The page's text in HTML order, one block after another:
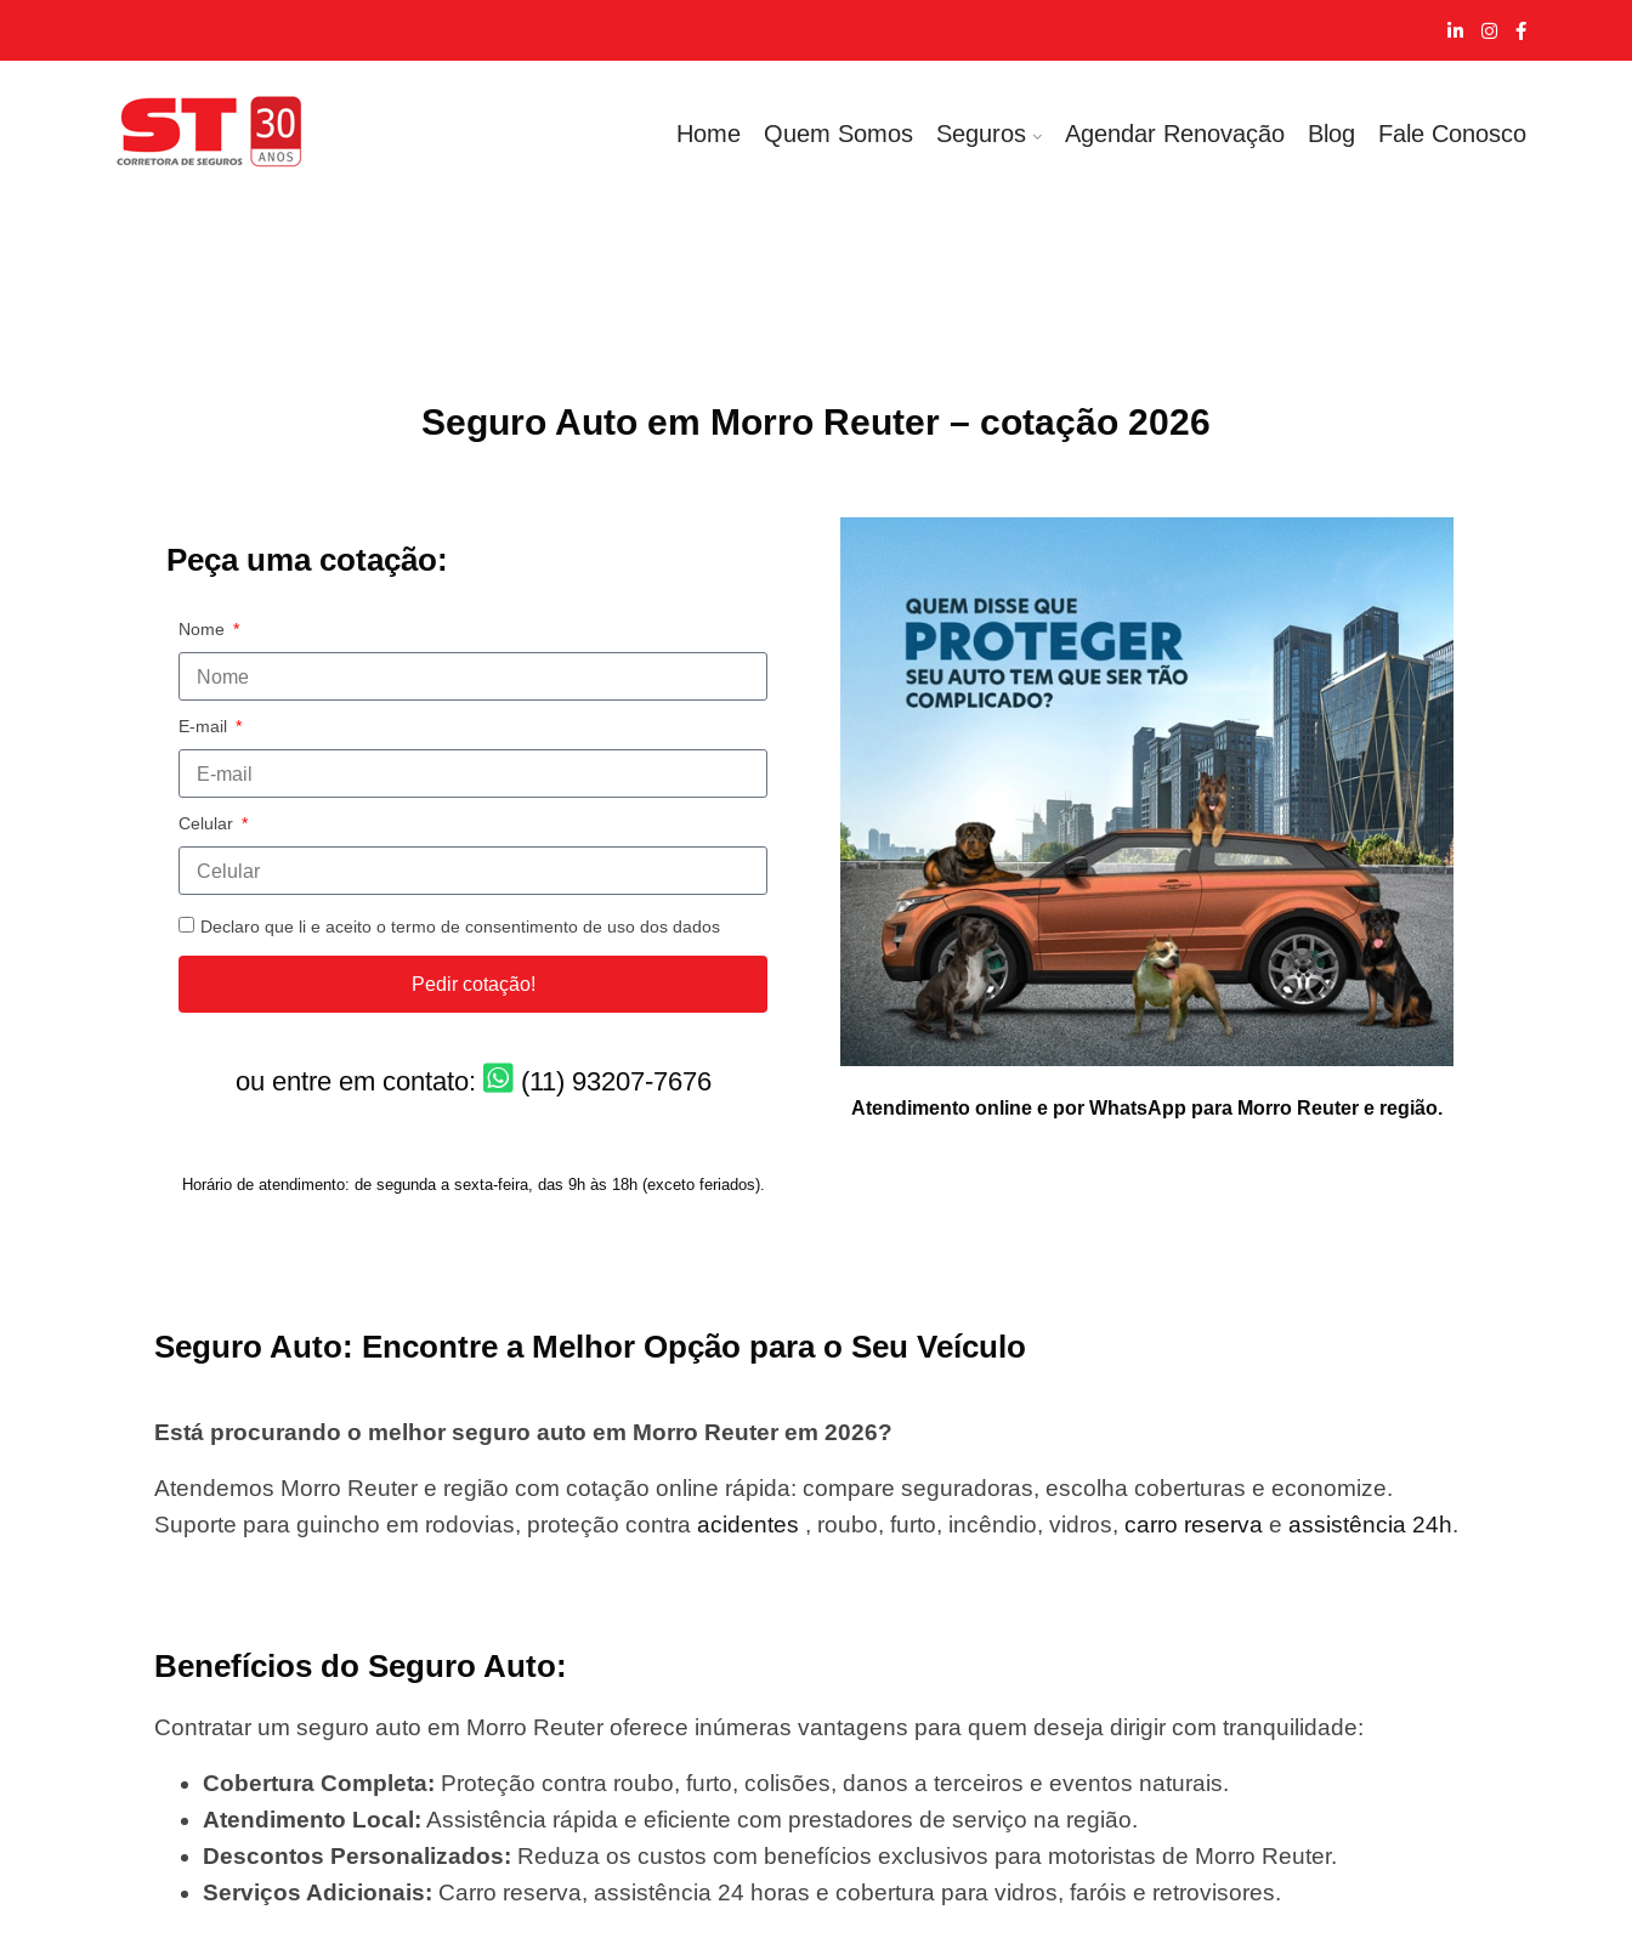
Home Quem Somos Seguros Agendar Renovação Blog Fale Conosco
Seguro Auto em Morro Reuter – cotação 2026
Peça uma cotação:
Nome
E-mail
Celular
Declaro que li e aceito o termo de consentimento de uso dos dados
Pedir cotação!
ou entre em contato: (11) 93207-7676
Horário de atendimento: de segunda a sexta-feira, das 9h às 18h (exceto feriados).
Atendimento online e por WhatsApp para Morro Reuter e região.
Seguro Auto: Encontre a Melhor Opção para o Seu Veículo
Está procurando o melhor seguro auto em Morro Reuter em 2026?
Atendemos Morro Reuter e região com cotação online rápida: compare seguradoras, escolha coberturas e economize.
Suporte para guincho em rodovias, proteção contra acidentes , roubo, furto, incêndio, vidros, carro reserva e assistência 24h.
Benefícios do Seguro Auto:
Contratar um seguro auto em Morro Reuter oferece inúmeras vantagens para quem deseja dirigir com tranquilidade:
Cobertura Completa: Proteção contra roubo, furto, colisões, danos a terceiros e eventos naturais.
Atendimento Local: Assistência rápida e eficiente com prestadores de serviço na região.
Descontos Personalizados: Reduza os custos com benefícios exclusivos para motoristas de Morro Reuter.
Serviços Adicionais: Carro reserva, assistência 24 horas e cobertura para vidros, faróis e retrovisores.